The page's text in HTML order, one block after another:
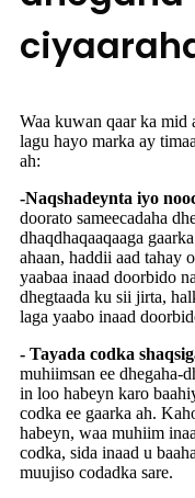
Waa kuwan qaar ka mid
lagu hayo marka ay
ah:
-Naqshadeynta iyo
doorato sameecadaha
dhaqdhaqaaqaaga
ahaan, haddii aad tahay
yaabaa inaad doorbido
dhegtaada ku sii jirta,
laga yaabo inaad
- Tayada codka
muhiimsan ee dhegaha-
in loo habeyn karo
codka ee gaarka ah.
habeyn, waa muhiim
codka, sida inaad u
muujiso codadka sare.